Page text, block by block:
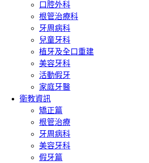
口腔外科
根管治療科
牙周病科
兒童牙科
植牙及全口重建
美容牙科
活動假牙
家庭牙醫
衛教資訊
矯正篇
根管治療
牙周病科
美容牙科
假牙篇